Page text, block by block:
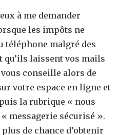
à me demander
les impôts ne
téléphone malgré des
qu’ils laissent vos mails
vous conseille alors de
votre espace en ligne et
la rubrique « nous
messagerie sécurisé ».
de chance d’obtenir